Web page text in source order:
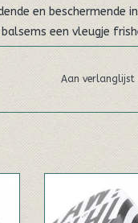
en beschermende
een vleugje
laboratorium
kunnen zelden een
of documentatie over
Aan verlanglijst
Balsem